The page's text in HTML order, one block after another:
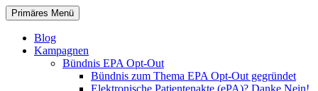
Zum
Inhalt
springen
patientenrechte-datenschutz.de
Suchen
Primäres Menü
Blog
Kampagnen
Bündnis EPA Opt-Out
Bündnis zum Thema EPA Opt-Out gegründet
Elektronische Patientenakte (ePA)? Danke Nein!